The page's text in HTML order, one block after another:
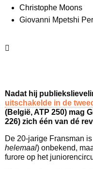
Christophe Moons
Giovanni Mpetshi
Nadat hij
uitschakelde in de
(België, ATP 250) mag
226) zich één van dé
De 20-jarige Fransman
helemaal) onbekend,
furore op het